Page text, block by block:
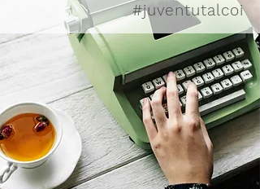
#juventutalcoi